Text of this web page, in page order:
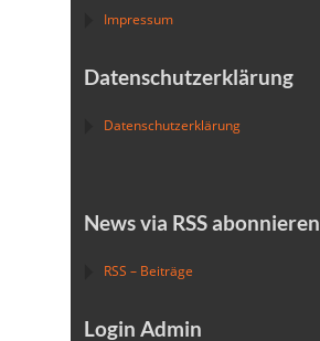
Impressum
Datenschutzerklärung
Datenschutzerklärung
News via RSS abonnieren
RSS – Beiträge
Login Admin